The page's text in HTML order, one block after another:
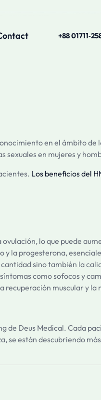
+88
en el ámbito
en mujeres y
Los beneficios del
lo que puede
la progesterona,
sino también la
como sofocos y
recuperación muscular y
Deus Medical. Cada
están descubriendo